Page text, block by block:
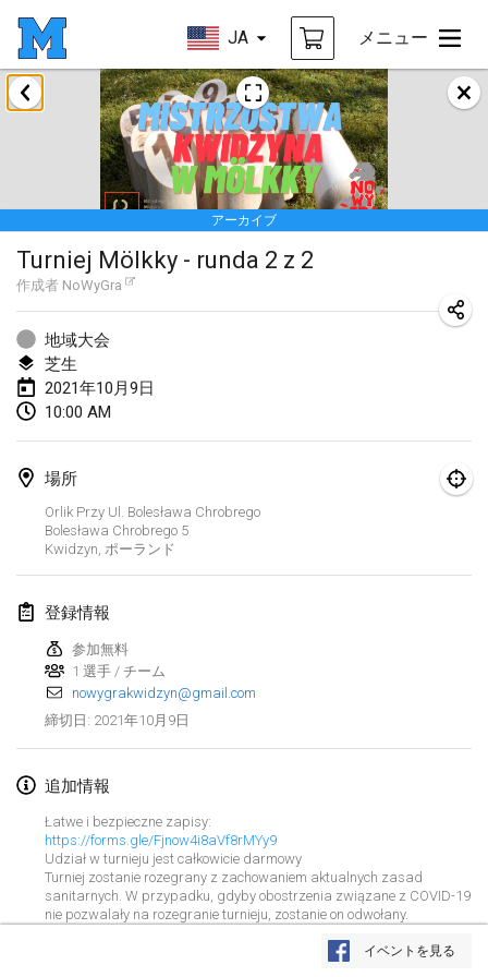
JA メニュー
リストを表示
アーカイブ
Turniej Mölkky - runda 2 z 2
作成者 NoWyGra
地域大会
芝生
2021年10月9日
10:00 AM
場所
Orlik Przy Ul. Bolesława Chrobrego
Bolesława Chrobrego 5
Kwidzyn ポーランド
登録情報
参加無料
1 選手 / チーム
nowygrakwidzyn@gmail.com
締切日 : 2021年10月9日
追加情報
Łatwe i bezpieczne zapisy:
https://forms.gle/Fjnow4i8aVf8rMYy9
Udział w turnieju jest całkowicie darmowy
Turniej zostanie rozegrany z zachowaniem aktualnych zasad
sanitarnych. W przypadku, gdyby obostrzenia związane z COVID-19
nie pozwalały na rozegranie turnieju, zostanie on odwołany.
イベントを見る
2021年2月
SM HalliMölkky - Finnish Championship
2021年2月13日 | フィンランド
Tournoi d'adresse "couvre feu"
2021年2月19日| フランス
Australian Finska Championship
2021年2月20日
2021年3月
Grand Prix de la Sarthe
2021年3月6日
Open de Boulay Triplette
2021年3月20日
2021年4月
Tournoi du printemps confiné
2021年4月9日
中止
Indoor de la CASAS
Halové MČR Trojnásobný - Czech Indoor Triple
2021年4月10日|チェコ
中止
Doublette du Molkkamis
2021年4月24日|ベルギー